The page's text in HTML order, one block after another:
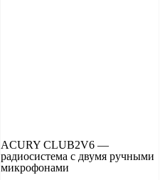
ACURY CLUB2V6 —
радиосистема с двумя ручными
микрофонами